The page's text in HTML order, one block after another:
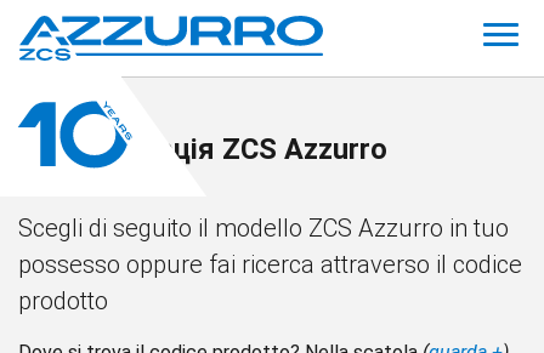
Документація ZCS Azzurro
Scegli di seguito il modello ZCS Azzurro in tuo
possesso oppure fai ricerca attraverso il codice
prodotto